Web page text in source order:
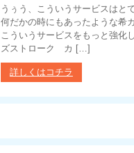
うぅう、こういうサービスは
何だかの時にもあったような希
こういうサービスをもっと強
ズストローク カ […]
詳しくはコチラ